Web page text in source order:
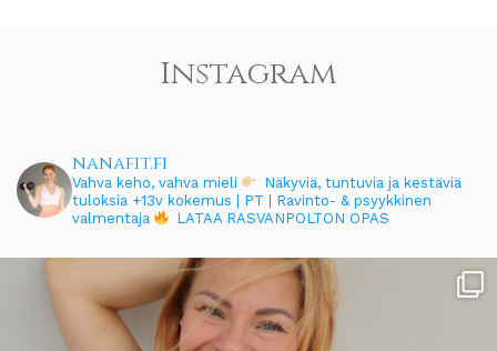
Instagram
nanafit.fi
Vahva keho, vahva mieli
Näkyviä, tuntuvia ja kestäviä
tuloksia +13v kokemus | PT | Ravinto- & psyykkinen
valmentaja
LATAA RASVANPOLTON OPAS